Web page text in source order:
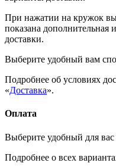
При нажатии на кружок
показана дополнительная
доставки.
Выберите удобный вам
Подробнее об условиях
«Доставка».
Оплата
Выберите удобный для
Подробнее о всех